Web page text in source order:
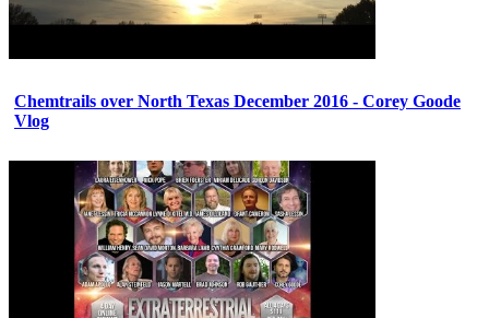
Chemtrails over North Texas December 2016 - Corey Goode
Vlog